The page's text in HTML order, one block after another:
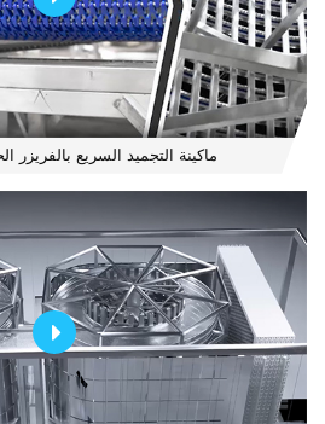
ماكينة التجميد السريع بالفريزر